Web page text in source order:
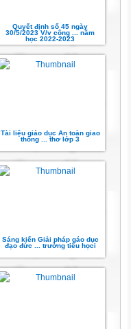
Quyết định số 45 ngày
30/5/2023 V/v công ... năm
học 2022-2023
Tài liệu giáo dục An toàn giao
thông ... thơ lớp 3
Sáng kiến Giải pháp gáo dục
đạo đức ... trường tiểu họci